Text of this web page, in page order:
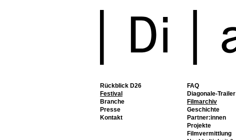
Rückblick D26
Festival
FAQ
Diagonale-Trailer
Filmarchiv
Geschichte
Partner:innen
Projekte
Filmvermittlung
Branche
Presse
Kontakt